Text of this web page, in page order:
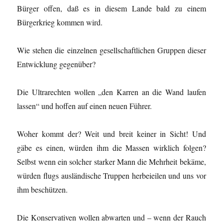
Bürger offen, daß es in diesem Lande bald zu einem
Bürgerkrieg kommen wird.
Wie stehen die einzelnen gesellschaftlichen Gruppen dieser
Entwicklung gegenüber?
Die Ultrarechten wollen „den Karren an die Wand laufen
lassen“ und hoffen auf einen neuen Führer.
Woher kommt der? Weit und breit keiner in Sicht! Und
gäbe es einen, würden ihm die Massen wirklich folgen?
Selbst wenn ein solcher starker Mann die Mehrheit bekäme,
würden flugs ausländische Truppen herbeieilen und uns vor
ihm beschützen.
Die Konservativen wollen abwarten und – wenn der Rauch